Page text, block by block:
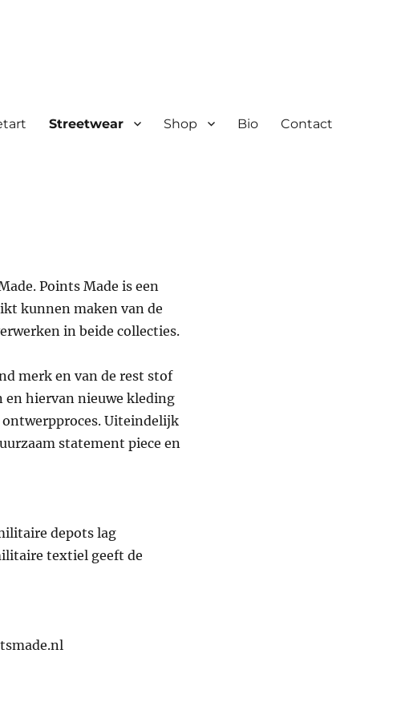
Streetwear Shop Bio Contact
Points Made is een
kunnen maken van de
in beide collecties.
merk en van de rest stof
en hiervan nieuwe kleding
Uiteindelijk
statement piece en
depots lag
textiel geeft de